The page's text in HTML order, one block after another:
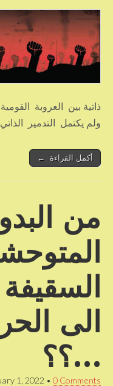
ذاتية بين العروبة
ولم يكتمل التدمير
أكمل القراءة ←
من
الى
…؟؟
1, 2022 • 0 Comments